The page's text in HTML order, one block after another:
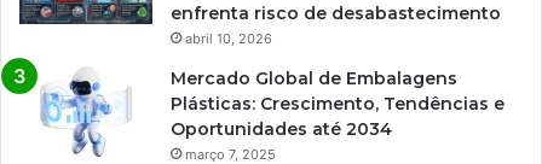
enfrenta risco de desabastecimento
abril 10, 2026
Mercado Global de Embalagens
Plásticas: Crescimento, Tendências e
Oportunidades até 2034
março 7, 2025